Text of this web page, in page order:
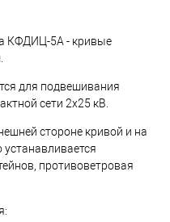
КФДИЦ-5А - кривые
для подвешивания
сети 2х25 кВ.
стороне кривой и на
противоветровая